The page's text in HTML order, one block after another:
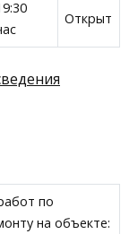
Открыт
по
на объекте: